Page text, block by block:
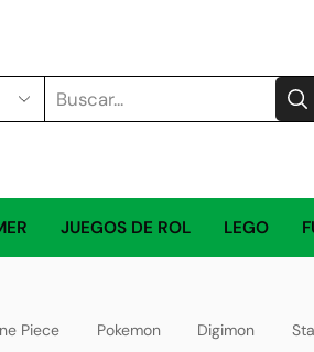
JUEGOS DE ROL LEGO
Piece Pokemon Digimon